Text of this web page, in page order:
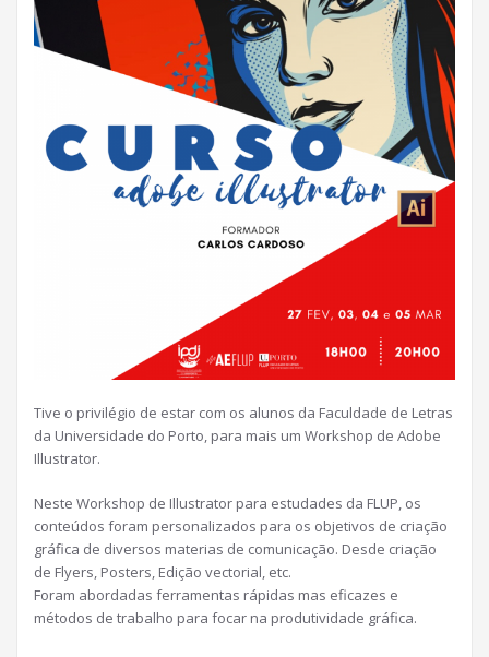
Tive o privilégio de estar com os alunos da Faculdade de Letras
da Universidade do Porto, para mais um Workshop de Adobe
Illustrator.
Neste Workshop de Illustrator para estudades da FLUP, os
conteúdos foram personalizados para os objetivos de criação
gráfica de diversos materias de comunicação. Desde criação
de Flyers, Posters, Edição vectorial, etc.
Foram abordadas ferramentas rápidas mas eficazes e
métodos de trabalho para focar na produtividade gráfica.